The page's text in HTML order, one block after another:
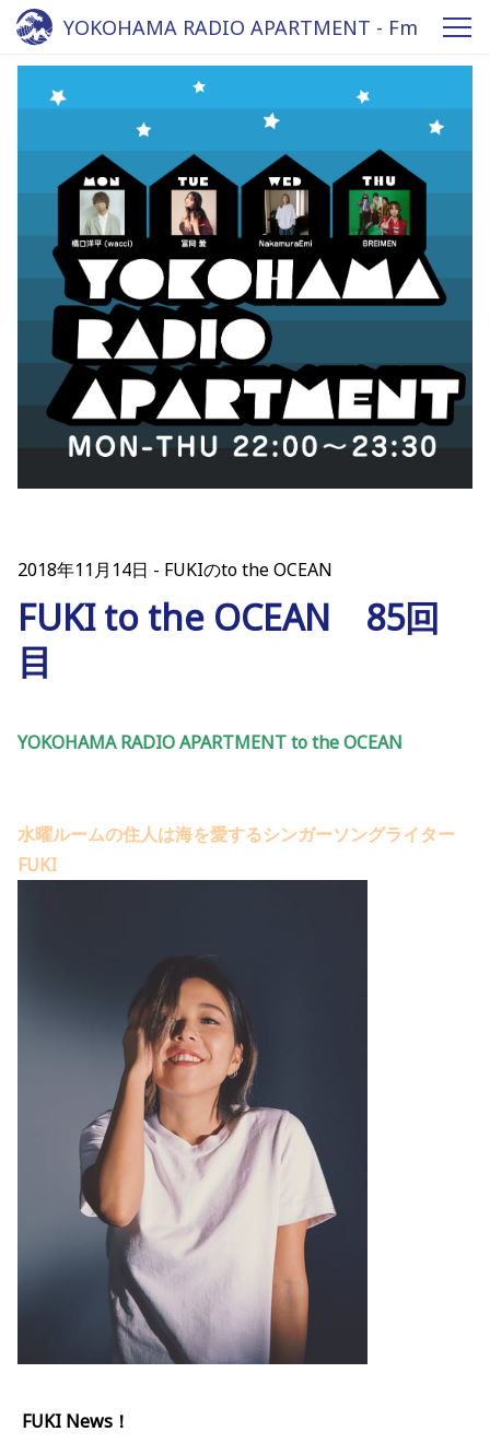
YOKOHAMA RADIO APARTMENT - Fm
yokohama 84.7
2018年11月14日 FUKIのto the OCEAN
FUKI to the OCEAN 85回
目
YOKOHAMA RADIO APARTMENT to the OCEAN
水曜ルームの住人は海を愛するシンガーソングライター
FUKI
FUKI News！